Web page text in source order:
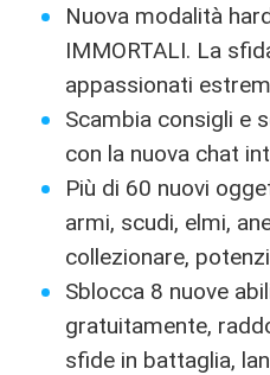
Nuova modalità
IMMORTALI. La
appassionati
Scambia consigli e
con la nuova chat
Più di 60 nuovi
armi, scudi, elmi,
collezionare,
Sblocca 8 nuove
gratuitamente,
sfide in battaglia,